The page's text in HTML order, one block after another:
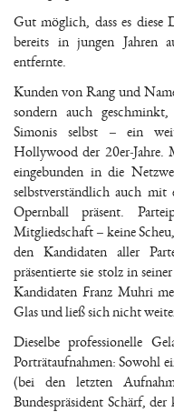
Gut möglich, dass es diese
bereits in jungen Jahren
entfernte.
Kunden von Rang und
sondern auch
Simonis selbst – ein
Hollywood der 20er-Jahre.
eingebunden in die
selbstverständlich auch
Opernball präsent.
Mitgliedschaft – keine
den Kandidaten aller
präsentierte sie stolz in
Kandidaten Franz Muhri
Glas und ließ sich nicht
Dieselbe professionelle
Porträtaufnahmen: Sowohl
(bei den letzten
Bundespräsident Schärf,